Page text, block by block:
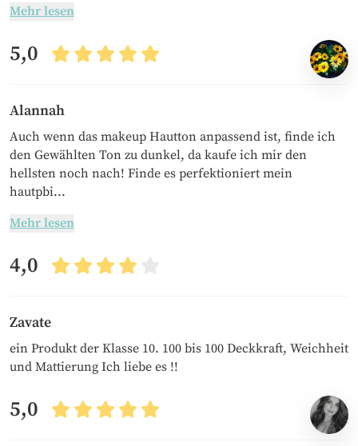
Mehr lesen
5,0
Alannah
Auch wenn das makeup Hautton anpassend ist, finde ich
den Gewählten Ton zu dunkel, da kaufe ich mir den
hellsten noch nach! Finde es perfektioniert mein
hautpbi...
Mehr lesen
4,0
Zavate
ein Produkt der Klasse 10. 100 bis 100 Deckkraft, Weichheit
und Mattierung Ich liebe es !!
5,0